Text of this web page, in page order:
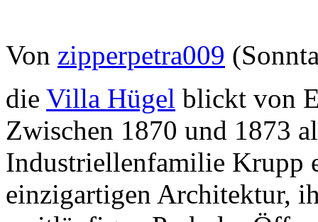
Von zipperpetra009
die Villa Hügel blickt von
Zwischen 1870 und 1873
Industriellenfamilie Krupp
einzigartigen Architektur,